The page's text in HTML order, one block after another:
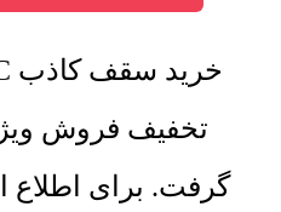
تخفیف فروش
گرفت. برای اطلاع